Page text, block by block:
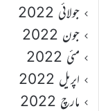
جولائی 2022
جون 2022
مئی 2022
اپریل 2022
مارچ 2022